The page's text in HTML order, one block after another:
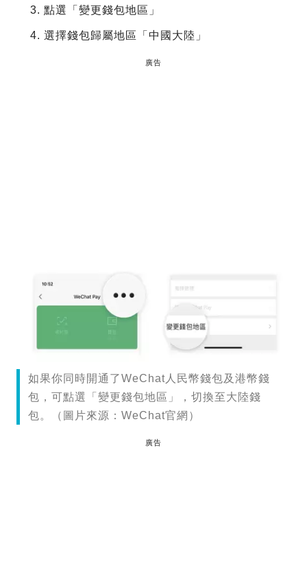
點選「變更錢包地區」
選擇錢包歸屬地區「中國大陸」
廣告
如果你同時開通了WeChat人民幣錢包及港幣錢
包，可點選「變更錢包地區」，切換至大陸錢
包。（圖片來源：WeChat官網）
廣告